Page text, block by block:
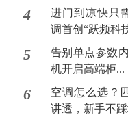
4
进门到凉快只
调首创“跃频科
5
告别单点参数
机开启高端柜...
6
空调怎么选？
讲透，新手不